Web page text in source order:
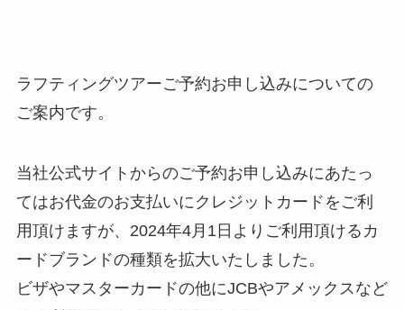
ラフティングツアーご予約お申し込みについての
ご案内です。
当社公式サイトからのご予約お申し込みにあたっ
てはお代金のお支払いにクレジットカードをご利
用頂けますが、2024年4月1日よりご利用頂けるカ
ードブランドの種類を拡大いたしました。
ビザやマスターカードの他にJCBやアメックスなど